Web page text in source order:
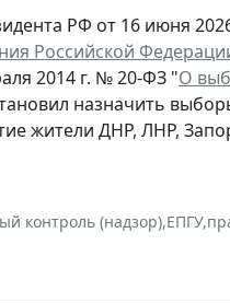
РФ от 16 июня
Российской
2014 г. № 20-ФЗ "О
назначить
жители ДНР, ЛНР,
контроль (надзор),ЕПГУ,